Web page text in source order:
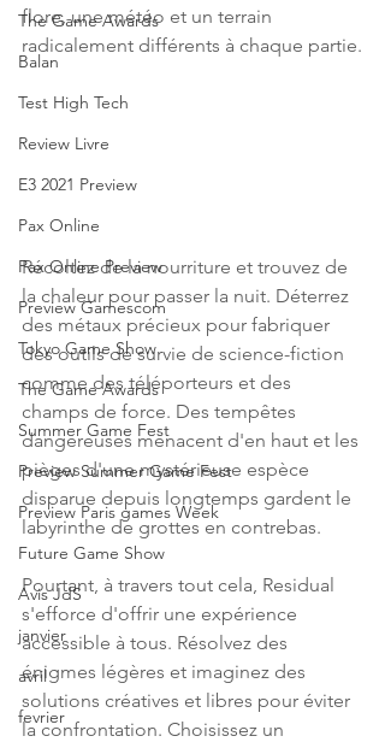
The Game Awards
Balan
Test High Tech
Review Livre
E3 2021 Preview
Pax Online
Pax Online Preview
Preview Gamescom
Tokyo Game Show
The Game Awards
Summer Game Fest
Preview Summer Game Fest
Preview Paris games Week
Future Game Show
Avis JdS
janvier
avril
fevrier
flore, une météo et un terrain
radicalement différents à chaque partie.
Récoltez de la nourriture et trouvez de
la chaleur pour passer la nuit. Déterrez
des métaux précieux pour fabriquer
des outils de survie de science-fiction
comme des téléporteurs et des
champs de force. Des tempêtes
dangereuses menacent d'en haut et les
pièges d'une mystérieuse espèce
disparue depuis longtemps gardent le
labyrinthe de grottes en contrebas.
Pourtant, à travers tout cela, Residual
s'efforce d'offrir une expérience
accessible à tous. Résolvez des
énigmes légères et imaginez des
solutions créatives et libres pour éviter
la confrontation. Choisissez un